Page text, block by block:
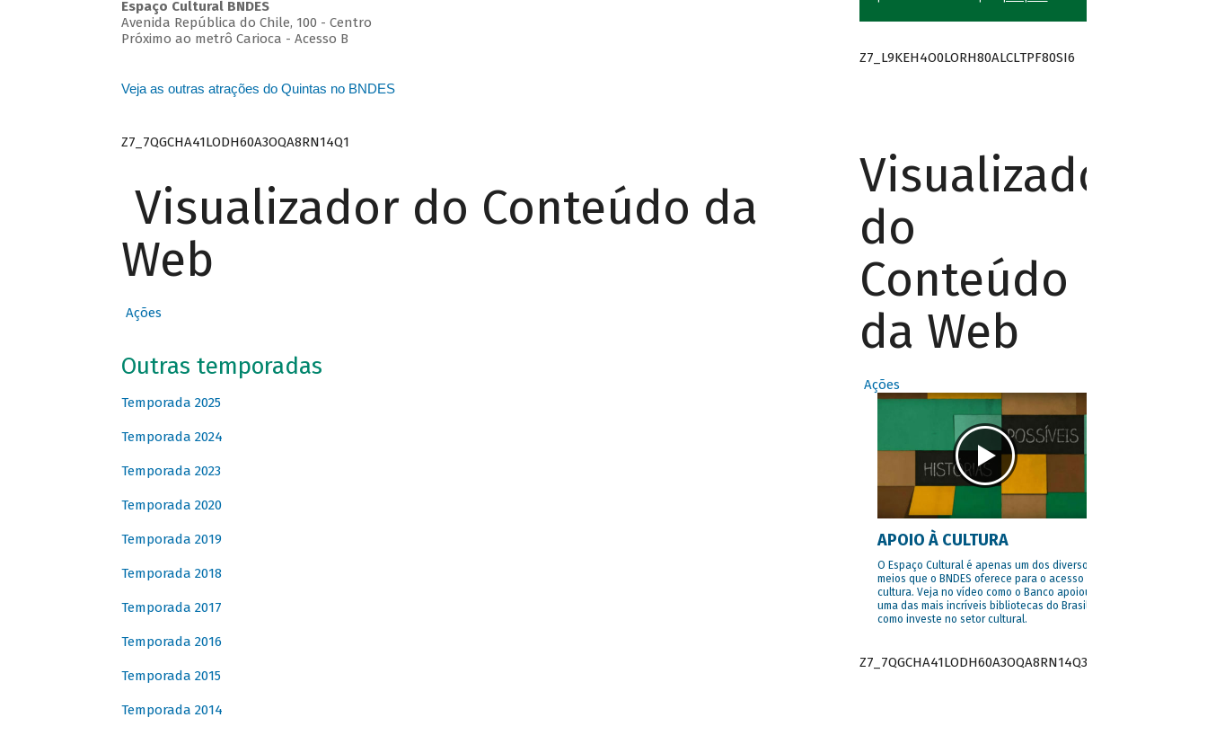
Espaço Cultural BNDES
Avenida República do Chile, 100 - Centro
Próximo ao metrô Carioca - Acesso B
Veja as outras atrações do Quintas no BNDES
Z7_7QGCHA41LODH60A3OQA8RN14Q1
Visualizador do Conteúdo da
Web
Ações
Outras temporadas
Temporada 2025
Temporada 2024
Temporada 2023
Temporada 2020
Temporada 2019
Temporada 2018
Temporada 2017
Temporada 2016
Temporada 2015
Temporada 2014
Z7_L9KEH4O0LORH80ALCLTPF80SI6
Visualizador
do
Conteúdo
da Web
Ações
APOIO À CULTURA
O Espaço Cultural é apenas um dos diversos
meios que o BNDES oferece para o acesso à
cultura. Veja no vídeo como o Banco apoiou
uma das mais incríveis bibliotecas do Brasil e
como investe no setor cultural.
Z7_7QGCHA41LODH60A3OQA8RN14Q3